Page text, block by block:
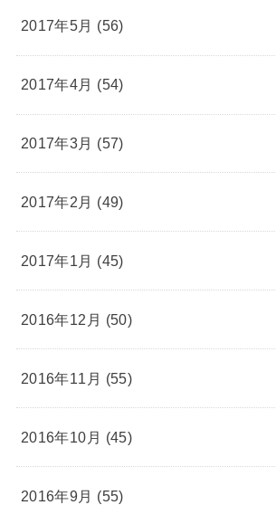
2017年5月 (56)
2017年4月 (54)
2017年3月 (57)
2017年2月 (49)
2017年1月 (45)
2016年12月 (50)
2016年11月 (55)
2016年10月 (45)
2016年9月 (55)